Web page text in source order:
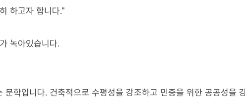
하고자 합니다."
녹아있습니다.
학입니다. 건축적으로 수평성을 강조하고 민중을 위한 공공성을